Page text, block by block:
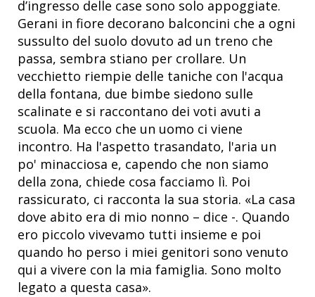
d’ingresso delle case sono solo appoggiate.
Gerani in fiore decorano balconcini che a ogni
sussulto del suolo dovuto ad un treno che
passa, sembra stiano per crollare. Un
vecchietto riempie delle taniche con l'acqua
della fontana, due bimbe siedono sulle
scalinate e si raccontano dei voti avuti a
scuola. Ma ecco che un uomo ci viene
incontro. Ha l'aspetto trasandato, l'aria un
po' minacciosa e, capendo che non siamo
della zona, chiede cosa facciamo lì. Poi
rassicurato, ci racconta la sua storia. «La casa
dove abito era di mio nonno – dice -. Quando
ero piccolo vivevamo tutti insieme e poi
quando ho perso i miei genitori sono venuto
qui a vivere con la mia famiglia. Sono molto
legato a questa casa».